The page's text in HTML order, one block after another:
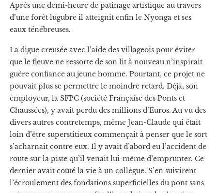
Après une demi-heure de patinage artistique au travers
d’une forêt lugubre il atteignit enfin le Nyonga et ses
eaux ténébreuses.
La digue creusée avec l’aide des villageois pour éviter
que le fleuve ne ressorte de son lit à nouveau n’inspirait
guère confiance au jeune homme. Pourtant, ce projet ne
pouvait plus se permettre le moindre retard. Déjà, son
employeur, la SFPC (société Française des Ponts et
Chaussées), y avait perdu des millions d’Euros. Au vu des
divers autres contretemps, même Jean-Claude qui était
loin d’être superstitieux commençait à penser que le sort
s’acharnait contre eux. Il y avait d’abord eu l’accident de
route sur la piste qu’il venait lui-même d’emprunter. Ce
dernier avait coûté la vie à un collègue. S’en suivirent
l’écroulement des fondations superficielles du pont sans